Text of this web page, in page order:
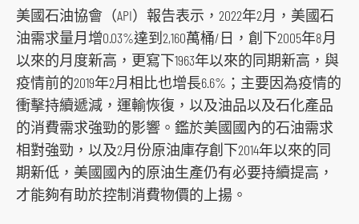
c
i
a
l
e
美國石油協會（API）報告表示，2022年2月，美國石
油需求量月增0.03%達到2,160萬桶/日，創下2005年8月
以來的月度新高，更寫下1963年以來的同期新高，與
疫情前的2019年2月相比也增長6.6%；主要因為疫情的
衝擊持續遞減，運輸恢復，以及油品以及石化產品
的消費需求強勁的影響。鑑於美國國內的石油需求
相對強勁，以及2月份原油庫存創下2014年以來的同
期新低，美國國內的原油生產仍有必要持續提高，
才能夠有助於控制消費物價的上揚。